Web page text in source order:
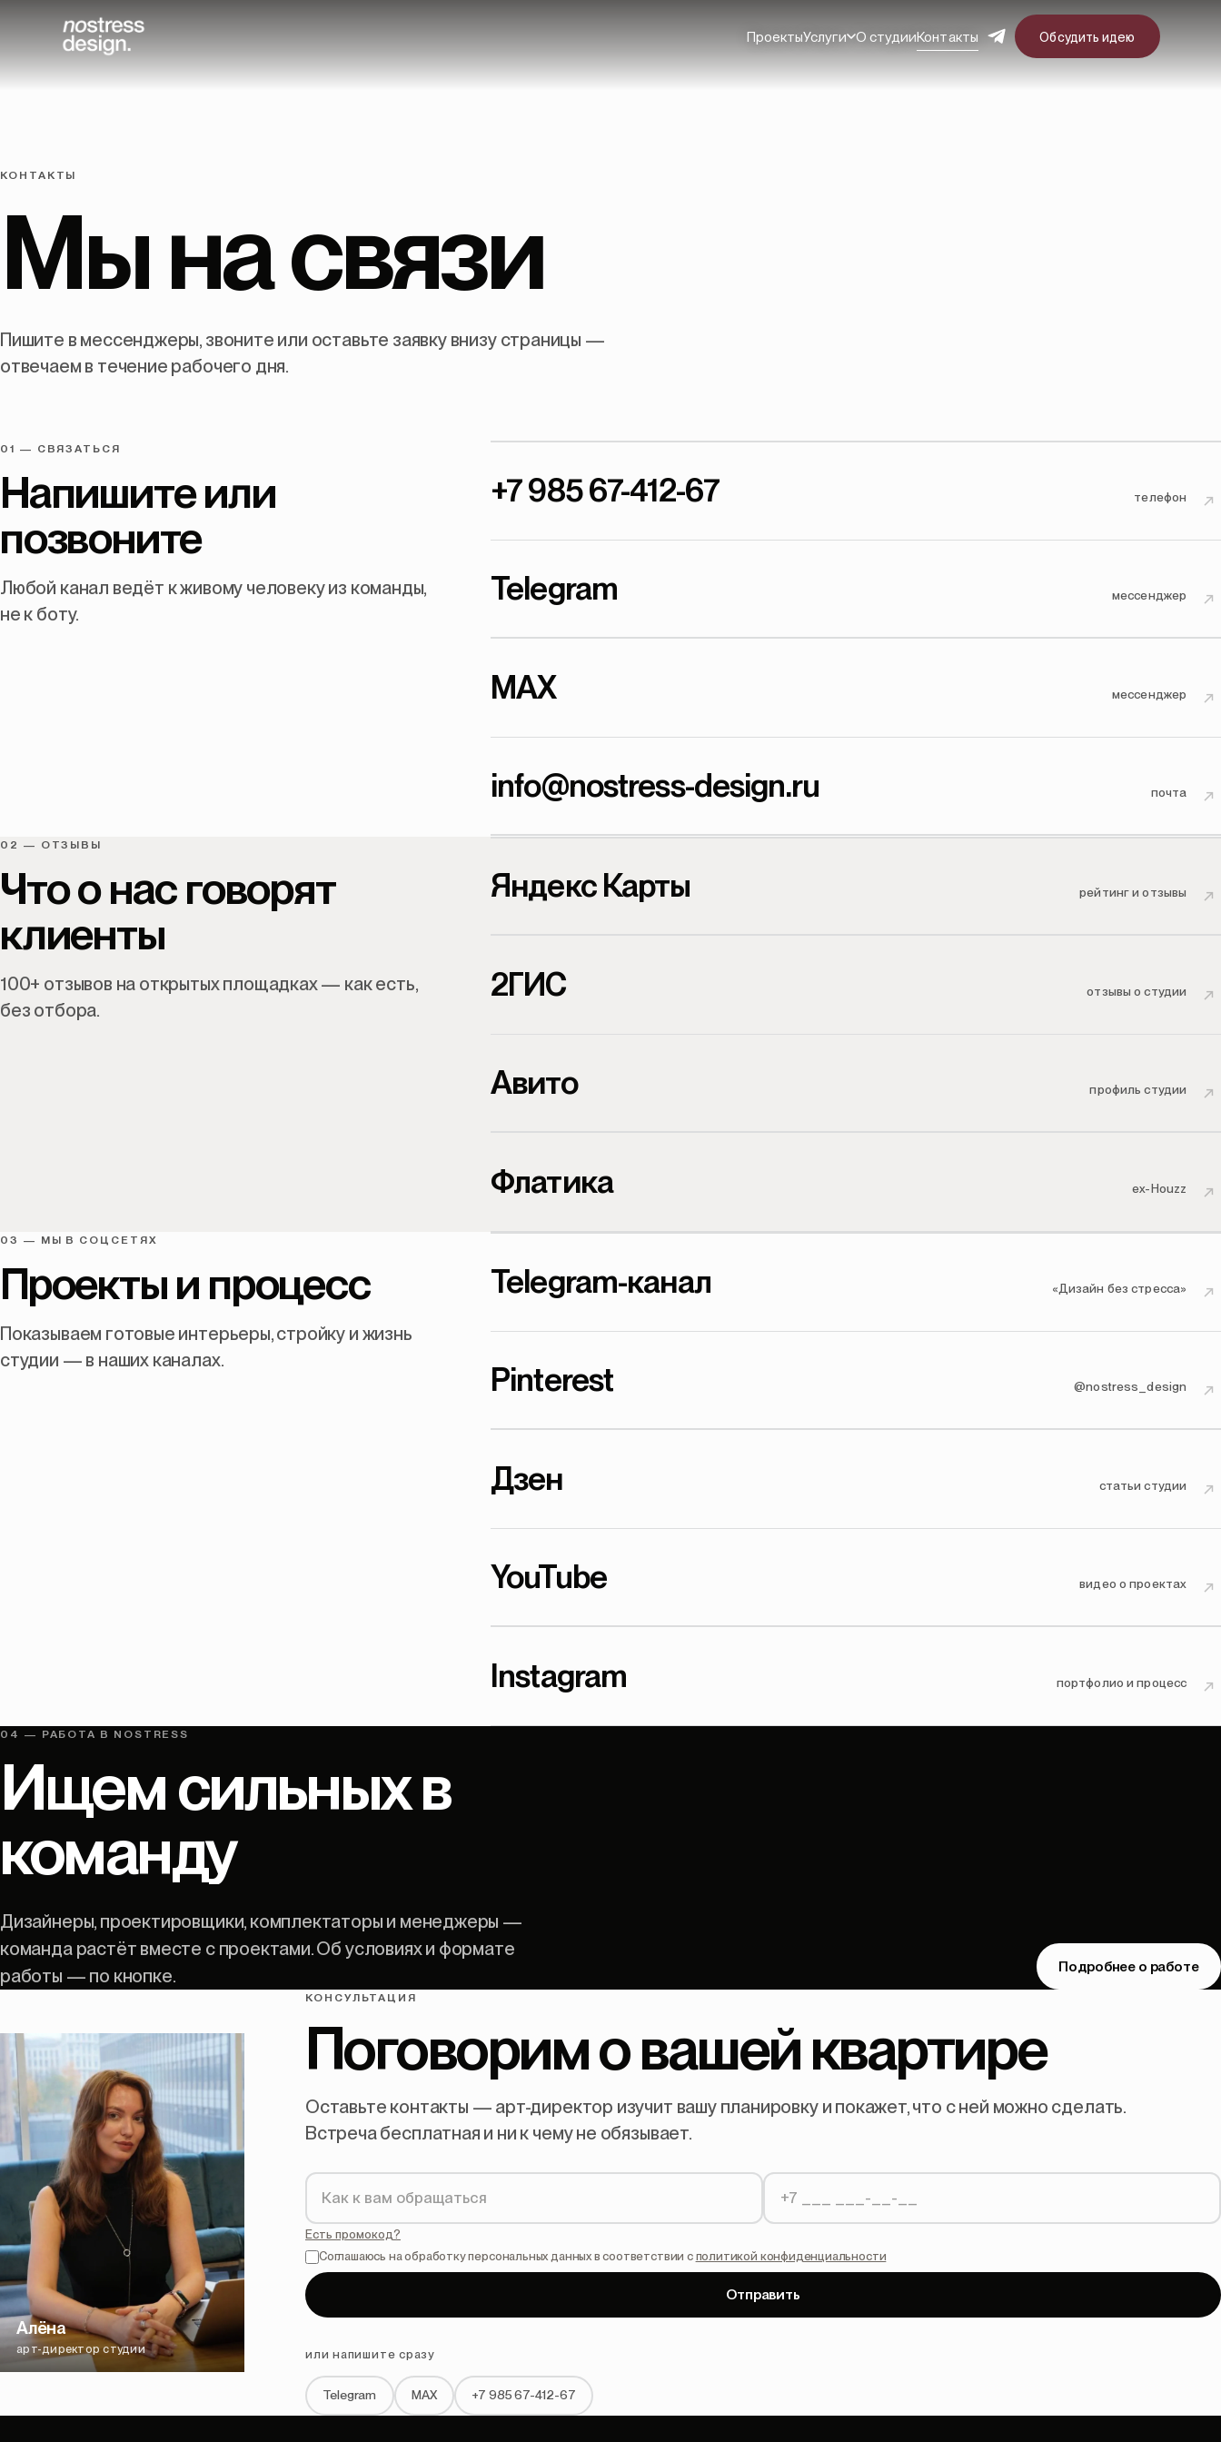
ПроектыУслуги О студииКонтакты Обсудить идею
КОНТАКТЫ
Мынасвязи
Пишите в мессенджеры, звоните или оставьте заявку внизу страницы —
отвечаем в течение рабочего дня.
01 — СВЯЗАТЬСЯ
Напишитеили
позвоните
Любой канал ведёт к живому человеку из команды,
не к боту.
+7 985 67-412-67 телефон ↗
Telegram мессенджер ↗
MAX мессенджер ↗
info@nostress-design.ru почта ↗
02 — ОТЗЫВЫ
Чтоонасговорят
клиенты
100+ отзывов на открытых площадках — как есть,
без отбора.
Яндекс Карты рейтинг и отзывы ↗
2ГИС отзывы о студии ↗
Авито профиль студии ↗
Флатика ex-Houzz ↗
03 — МЫ В СОЦСЕТЯХ
Проектыи процесс
Показываем готовые интерьеры, стройку и жизнь
студии — в наших каналах.
Telegram-канал «Дизайн без стресса» ↗
Pinterest @nostress_design ↗
Дзен статьи студии ↗
YouTube видео о проектах ↗
Instagram портфолио и процесс ↗
04 — РАБОТА В NOSTRESS
Ищемсильныхв
команду
Дизайнеры, проектировщики, комплектаторы и менеджеры —
команда растёт вместе с проектами. Об условиях и формате
работы — по кнопке.
Подробнее о работе
Алёна
арт-директор студии
КОНСУЛЬТАЦИЯ
Поговоримовашейквартире
Оставьте контакты — арт-директор изучит вашу планировку и покажет, что с ней можно сделать.
Встреча бесплатная и ни к чему не обязывает.
Есть промокод?
Соглашаюсь на обработку персональных данных в соответствии с политикой конфиденциальности
Отправить
или напишите сразу
Telegram MAX +7 985 67-412-67